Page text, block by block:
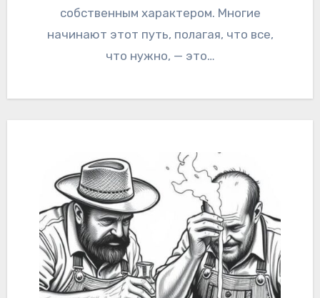
собственным характером. Многие
начинают этот путь, полагая, что все,
что нужно, — это…